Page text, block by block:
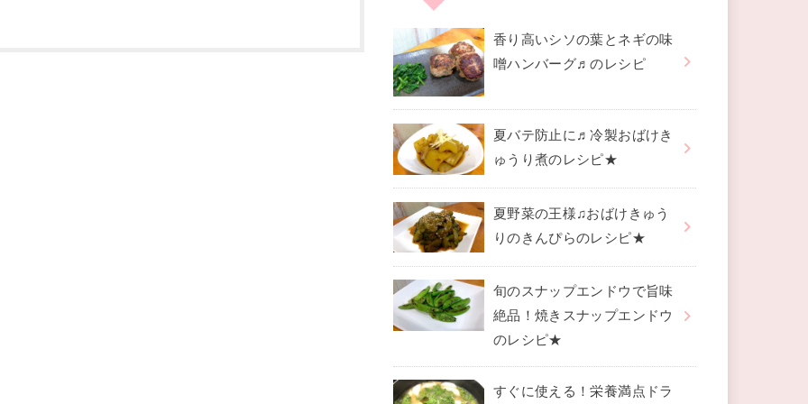
香り高いシソの葉とネギの味
噌ハンバーグ♬のレシピ
夏バテ防止に♬冷製おばけき
ゅうり煮のレシピ★
夏野菜の王様♫おばけきゅう
りのきんぴらのレシピ★
旬のスナップエンドウで旨味
絶品！焼きスナップエンドウ
のレシピ★
すぐに使える！栄養満点ドラ